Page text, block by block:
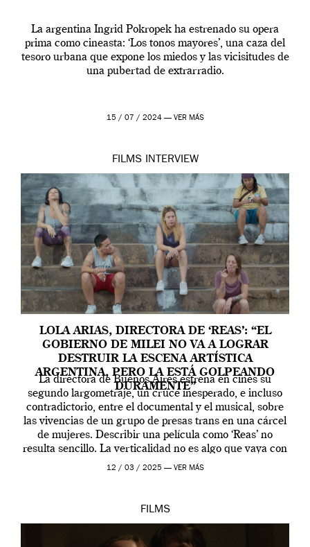
La argentina Ingrid Pokropek ha estrenado su opera
prima como cineasta: ‘Los tonos mayores’, una caza del
tesoro urbana que expone los miedos y las vicisitudes de
una pubertad de extrarradio.
15 / 07 / 2024 — VER MÁS
FILMS INTERVIEW
LOLA ARIAS, DIRECTORA DE ‘REAS’: “EL
GOBIERNO DE MILEI NO VA A LOGRAR
DESTRUIR LA ESCENA ARTÍSTICA
ARGENTINA, PERO LA ESTÁ GOLPEANDO
DURAMENTE”
La directora de Buenos Aires estrena en cines su
segundo largometraje, un cruce inesperado, e incluso
contradictorio, entre el documental y el musical, sobre
las vivencias de un grupo de presas trans en una cárcel
de mujeres. Describir una película como ‘Reas’ no
resulta sencillo. La verticalidad no es algo que vaya con
la artista, […]
12 / 03 / 2025 — VER MÁS
FILMS